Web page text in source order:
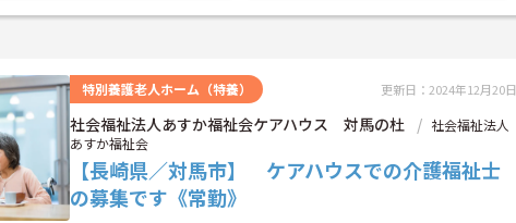
特別養護老人ホーム（特養） 更新日：2024年12月20日
社会福祉法人あすか福祉会ケアハウス 対馬の杜
社会福祉法人
あすか福祉会
【長崎県／対馬市】 ケアハウスでの介護福祉士
の募集です《常勤》